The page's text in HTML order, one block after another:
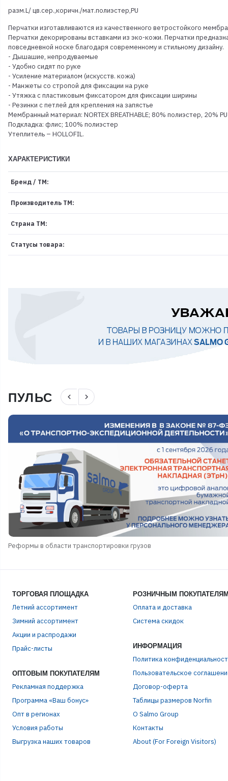
разм.L/ цв.сер.,коричн./мат.полиэстер,PU
Перчатки изготавливаются из качественного ветростойкого
Перчатки декорированы вставками из эко-кожи. Перчатки
повседневной носке благодаря современному и стильному дизайну.
- Дышашие, непродуваемые
- Удобно сидят по руке
- Усиление материалом (искусств. кожа)
- Манжеты со стропой для фиксации на руке
- Утяжка с пластиковым фиксатором для фиксации ширины
- Резинки с петлей для крепления на запястье
Мембранный материал: NORTEX BREATHABLE; 80% полиэстер, 20% PU
Подкладка: флис; 100% полиэстер
Утеплитель – HOLLOFIL.
ХАРАКТЕРИСТИКИ
Бренд / ТМ:
Производитель ТМ:
Страна ТМ:
Статусы товара:
ПУЛЬС navigate_before navigate_next
Реформы в области транспортировки грузов
ТОРГОВАЯ ПЛОЩАДКА
Летний ассортимент
Зимний ассортимент
Акции и распродажи
Прайс-листы
ОПТОВЫМ ПОКУПАТЕЛЯМ
Рекламная поддержка
Программа «Ваш бонус»
Опт в регионах
Условия работы
Выгрузка наших товаров
РОЗНИЧНЫМ
Оплата и доставка
Система скидок
ИНФОРМАЦИЯ
Политика
Пользовательское
Договор-оферта
Таблицы размеров Norfin
О Salmo Group
Контакты
About (For Foreign Visitors)